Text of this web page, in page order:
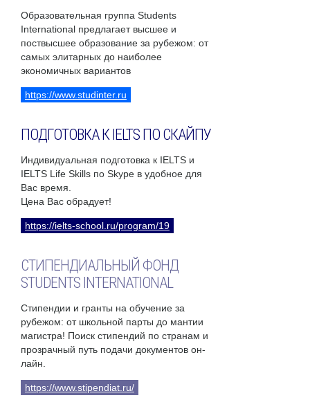
Образовательная группа Students
International предлагает высшее и
поствысшее образование за рубежом: от
самых элитарных до наиболее
экономичных вариантов
https://www.studinter.ru
ПОДГОТОВКА К IELTS ПО СКАЙПУ
Индивидуальная подготовка к IELTS и
IELTS Life Skills по Skype в удобное для
Вас время.
Цена Вас обрадует!
https://ielts-school.ru/program/19
СТИПЕНДИАЛЬНЫЙ ФОНД
STUDENTS INTERNATIONAL
Стипендии и гранты на обучение за
рубежом: от школьной парты до мантии
магистра! Поиск стипендий по странам и
прозрачный путь подачи документов он-
лайн.
https://www.stipendiat.ru/